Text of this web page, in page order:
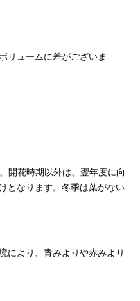
リュームに差がございま
開花時期以外は、翌年度に向
となります。 冬季は葉がない
により、青みよりや赤みより